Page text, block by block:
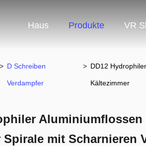
Haus Produkte VR
> D Schreiben
Verdampfer
> DD12
Kältezimmer
Spirale mit Scharnieren